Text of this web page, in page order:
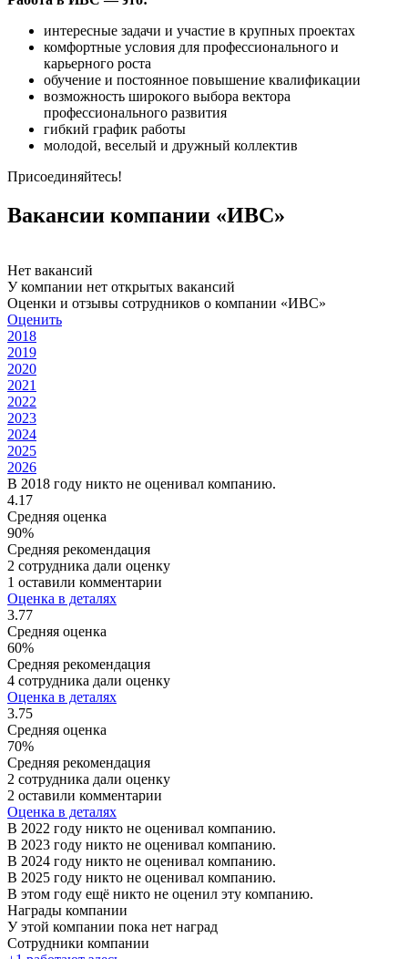
интересные задачи и участие в крупных проектах
комфортные условия для профессионального и
карьерного роста
обучение и постоянное повышение квалификации
возможность широкого выбора вектора
профессионального развития
гибкий график работы
молодой, веселый и дружный коллектив
Присоединяйтесь!
Вакансии компании «ИВС»
Нет вакансий
У компании нет открытых вакансий
Оценки и отзывы сотрудников о компании «ИВС»
Оценить
2018
2019
2020
2021
2022
2023
2024
2025
2026
В 2018 году никто не оценивал компанию.
4.17
Средняя оценка
90%
Средняя рекомендация
2 сотрудника дали оценку
1 оставили комментарии
Оценка в деталях
3.77
Средняя оценка
60%
Средняя рекомендация
4 сотрудника дали оценку
Оценка в деталях
3.75
Средняя оценка
70%
Средняя рекомендация
2 сотрудника дали оценку
2 оставили комментарии
Оценка в деталях
В 2022 году никто не оценивал компанию.
В 2023 году никто не оценивал компанию.
В 2024 году никто не оценивал компанию.
В 2025 году никто не оценивал компанию.
В этом году ещё никто не оценил эту компанию.
Награды компании
У этой компании пока нет наград
Сотрудники компании